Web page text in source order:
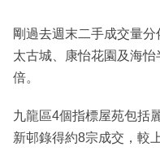
剛過去週末二手成交量
太古城、康怡花園及海
倍。
九龍區4個指標屋苑包括
新邨錄得約8宗成交，較